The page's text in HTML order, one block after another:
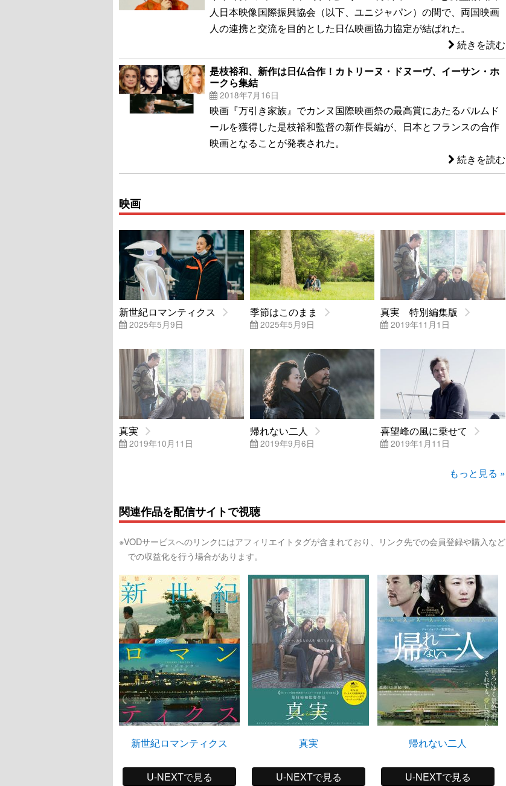
人日本映像国際振興協会（以下、ユニジャパン）の間で、両国映画
人の連携と交流を目的とした日仏映画協力協定が結ばれた。
続きを読む
是枝裕和、新作は日仏合作！カトリーヌ・ドヌーヴ、イーサン・ホ
ークら集結
2018年7月16日
映画『万引き家族』でカンヌ国際映画祭の最高賞にあたるパルムド
ールを獲得した是枝裕和監督の新作長編が、日本とフランスの合作
映画となることが発表された。
続きを読む
映画
新世紀ロマンティクス
2025年5月9日
季節はこのまま
2025年5月9日
真実 特別編集版
2019年11月1日
真実
2019年10月11日
帰れない二人
2019年9月6日
喜望峰の風に乗せて
2019年1月11日
もっと見る »
関連作品を配信サイトで視聴
※VODサービスへのリンクにはアフィリエイトタグが含まれており、リンク先での会員登録や購入など
での収益化を行う場合があります。
新世紀ロマンティクス
U-NEXTで見る
真実
U-NEXTで見る
帰れない二人
U-NEXTで見る